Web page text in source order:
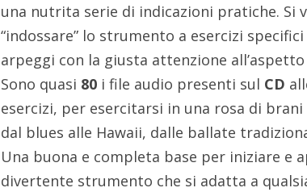
una nutrita serie di indicazioni pratiche. Si
“indossare” lo strumento a esercizi
arpeggi con la giusta attenzione
Sono quasi 80 i file audio presenti sul CD
esercizi, per esercitarsi in una rosa di
dal blues alle Hawaii, dalle ballate
Una buona e completa base per iniziare e
divertente strumento che si adatta a